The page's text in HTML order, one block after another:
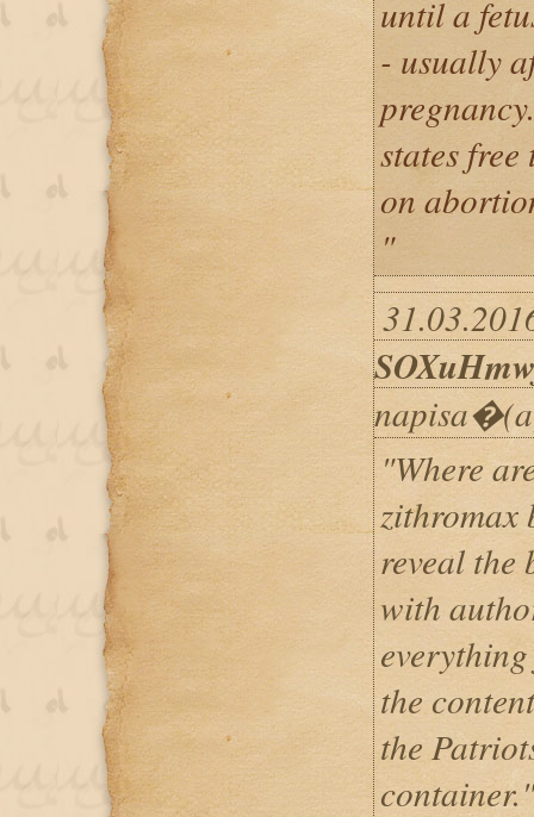
until a
- usually
states
on
"
"Where
zithromax
reveal the
with
the
the
container."